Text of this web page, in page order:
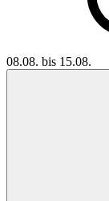
08.08. bis 15.08.